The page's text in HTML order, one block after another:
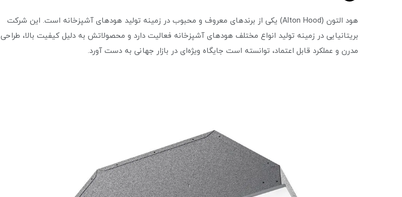
هود التون (Alton Hood) یکی از برندهای معروف و محبوب در زمینه تولید هود‌های آشپزخانه است. این شرکت
بریتانیایی در زمینه تولید انواع مختلف هود‌های آشپزخانه فعالیت دارد و محصولاتش به دلیل کیفیت بالا، طراحی
مدرن و عملکرد قابل اعتماد، توانسته است جایگاه ویژه‌ای در بازار جهانی به دست آورد.